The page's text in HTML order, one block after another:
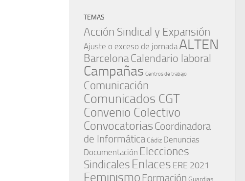
TEMAS
Acción Sindical y Expansión
Ajuste o exceso de jornada ALTEN
BarcelonaCalendario laboral
Campañas Centros de trabajo
Comunicación
Comunicados CGT
Convenio Colectivo
Convocatorias Coordinadora
de Informática Cádiz Denuncias
Documentación Elecciones
Sindicales Enlaces ERE 2021
Feminismo Formación Guardias